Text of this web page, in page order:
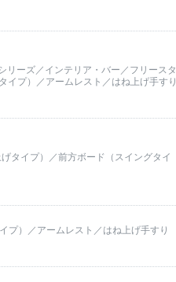
リーズ／インテリア・バー／フリースタ
イプ）／アームレスト／はね上げ手すり
タイプ）／前方ボード（スイングタイ
プ）／アームレスト／はね上げ手すり